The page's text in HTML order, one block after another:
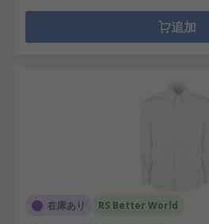
追加
在庫あり RS Better World